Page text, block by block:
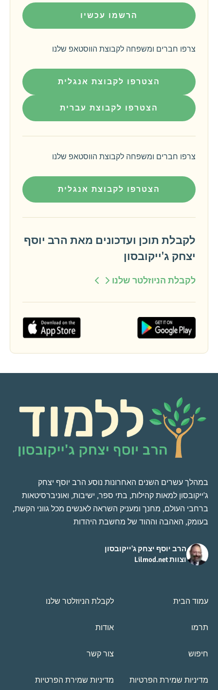
הרשמו עכשיו
צרפו חברים ומשפחה לקבוצת הווסטאפ שלנו
הצטרפו לקבוצת אנגלית
הצטרפו לקבוצת עברית
צרפו חברים ומשפחה לקבוצת הווסטאפ שלנו
הצטרפו לקבוצת אנגלית
לקבלת תוכן ועדכונים מאת הרב יוסף
יצחק ג'ייקובסון
לקבלת הניוזלטר שלנו
במהלך עשרים השנים האחרונות נוסע הרב יוסף יצחק
ג'ייקובסון למאות קהילות, בתי ספר, ישיבות, ואוניברסיטאות
ברחבי העולם, מחנך ומעניק השראה לאנשים מכל גווני הקשת,
בעומק, האהבה וההוד של מחשבת היהדות
הרב יוסף יצחק ג'ייקובסון
וצוות Lilmod.net
עמוד הבית לקבלת הניוזלטר שלנו
תרמו אודות
חיפוש צור קשר
מדיניות שמירת הפרטיות מדיניות שמירת הפרטיות